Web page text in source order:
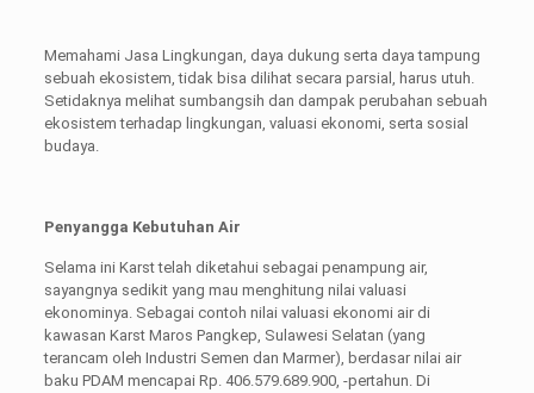
Memahami Jasa Lingkungan, daya dukung serta daya tampung
sebuah ekosistem, tidak bisa dilihat secara parsial, harus utuh.
Setidaknya melihat sumbangsih dan dampak perubahan sebuah
ekosistem terhadap lingkungan, valuasi ekonomi, serta sosial
budaya.
Penyangga Kebutuhan Air
Selama ini Karst telah diketahui sebagai penampung air,
sayangnya sedikit yang mau menghitung nilai valuasi
ekonominya. Sebagai contoh nilai valuasi ekonomi air di
kawasan Karst Maros Pangkep, Sulawesi Selatan (yang
terancam oleh Industri Semen dan Marmer), berdasar nilai air
baku PDAM mencapai Rp. 406.579.689.900, -pertahun. Di